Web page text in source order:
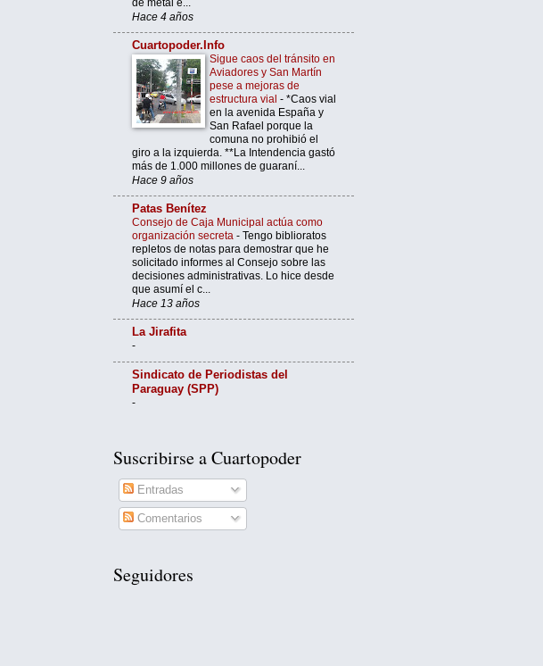
de metal e...
Hace 4 años
Cuartopoder.Info
Sigue caos del tránsito en
Aviadores y San Martín
pese a mejoras de
estructura vial - *Caos vial
en la avenida España y
San Rafael porque la
comuna no prohibió el
giro a la izquierda. **La Intendencia gastó
más de 1.000 millones de guaraní...
Hace 9 años
Patas Benítez
Consejo de Caja Municipal actúa como
organización secreta - Tengo biblioratos
repletos de notas para demostrar que he
solicitado informes al Consejo sobre las
decisiones administrativas. Lo hice desde
que asumí el c...
Hace 13 años
La Jirafita
-
Sindicato de Periodistas del
Paraguay (SPP)
-
Suscribirse a Cuartopoder
Entradas
Comentarios
Seguidores